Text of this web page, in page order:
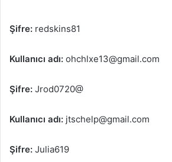
Şifre: redskins81
Kullanıcı adı: ohchlxe13@gmail.com
Şifre: Jrod0720@
Kullanıcı adı: jtschelp@gmail.com
Şifre: Julia619